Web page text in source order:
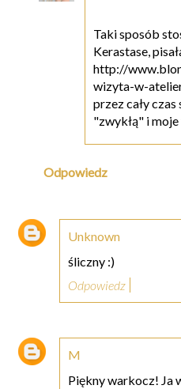
Taki sposób
Kerastase,
http://
wizyta-w-
przez cały
"zwykłą" i moje
Odpowiedz
Unknown
śliczny :)
Odpowiedz
M
Piękny warkocz! Ja